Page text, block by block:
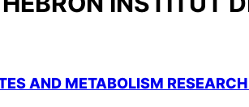
AND METABOLISM